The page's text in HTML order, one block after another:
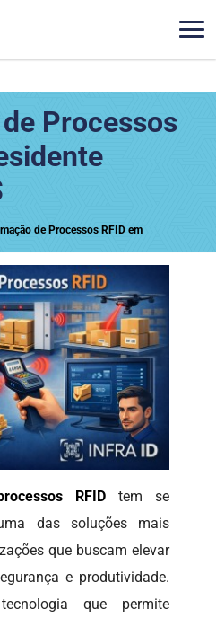
Processos
de Processos RFID em
RFIDtem se
das soluções mais
que buscam elevar
e produtividade.
que permite